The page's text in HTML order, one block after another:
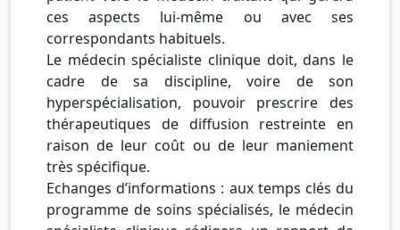
ces aspects lui-même ou avec ses
correspondants habituels.
Le médecin spécialiste clinique doit, dans le
cadre de sa discipline, voire de son
hyperspécialisation, pouvoir prescrire des
thérapeutiques de diffusion restreinte en
raison de leur coût ou de leur maniement
très spécifique.
Echanges d’informations : aux temps clés du
programme de soins spécialisés, le médecin